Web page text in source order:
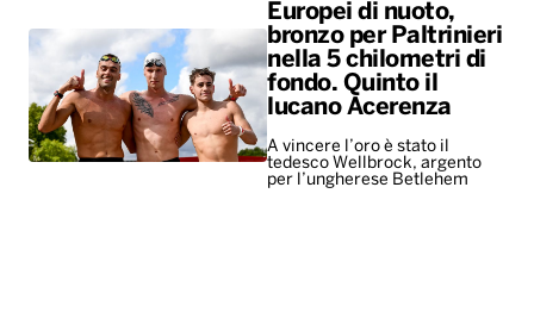
Europei di nuoto,
bronzo per Paltrinieri
nella 5 chilometri di
fondo. Quinto il
lucano Acerenza
A vincere l’oro è stato il
tedesco Wellbrock, argento
per l’ungherese Betlehem